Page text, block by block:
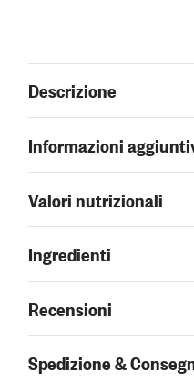
Descrizione
Informazioni
Valori nutrizionali
Ingredienti
Recensioni
Spedizione &